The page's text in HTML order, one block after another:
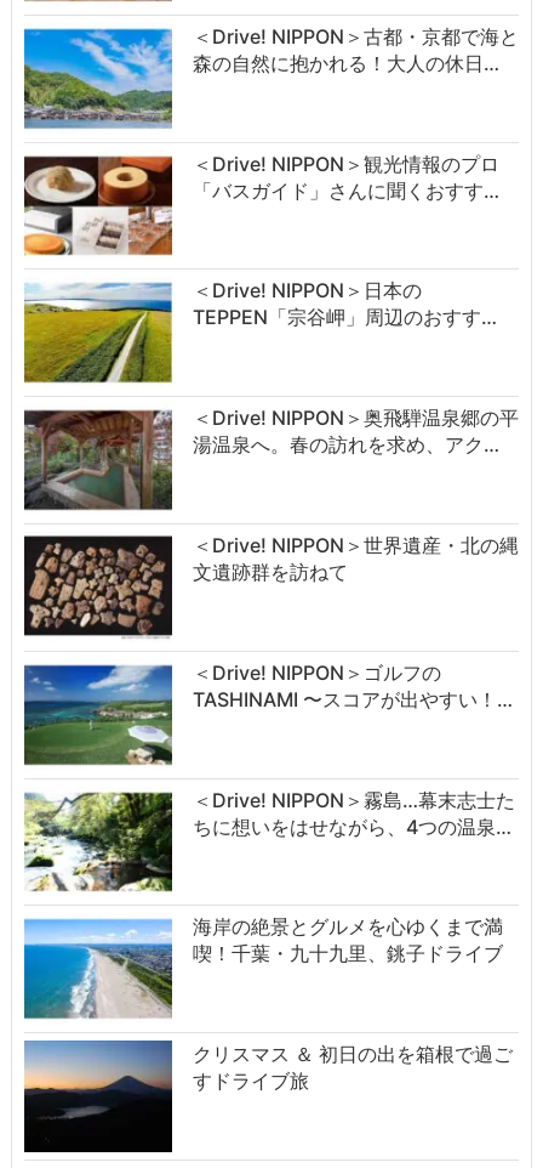
＜Drive! NIPPON＞古都・京都で海と
森の自然に抱かれる！大人の休日…
＜Drive! NIPPON＞観光情報のプロ
「バスガイド」さんに聞くおすす…
＜Drive! NIPPON＞日本の
TEPPEN「宗谷岬」周辺のおすす…
＜Drive! NIPPON＞奥飛騨温泉郷の平
湯温泉へ。春の訪れを求め、アク…
＜Drive! NIPPON＞世界遺産・北の縄
文遺跡群を訪ねて
＜Drive! NIPPON＞ゴルフの
TASHINAMI 〜スコアが出やすい！…
＜Drive! NIPPON＞霧島…幕末志士た
ちに想いをはせながら、4つの温泉…
海岸の絶景とグルメを心ゆくまで満
喫！千葉・九十九里、銚子ドライブ
クリスマス ＆ 初日の出を箱根で過ご
すドライブ旅